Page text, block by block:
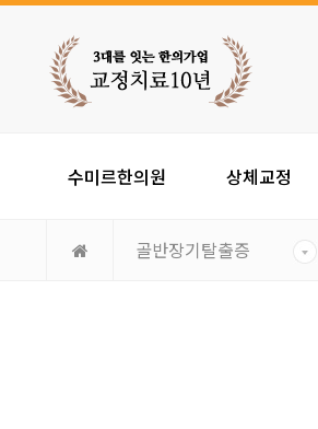
수미르한의원 상체교정
골반장기탈출증